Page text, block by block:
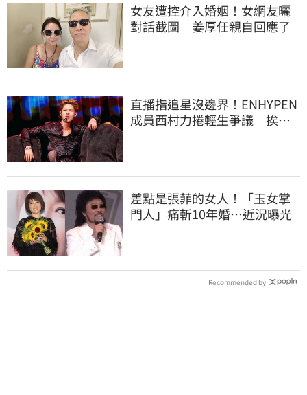
女友遭控介入婚姻！女網友曬
對話截圖 姜厚任親自回應了
直播指追星沒邊界！ENHYPEN
成員西村力捲輕生爭議 挨
差點是張菲的女人！「玉女掌
門人」痛斬10年婚…近況曝光
Recommended by